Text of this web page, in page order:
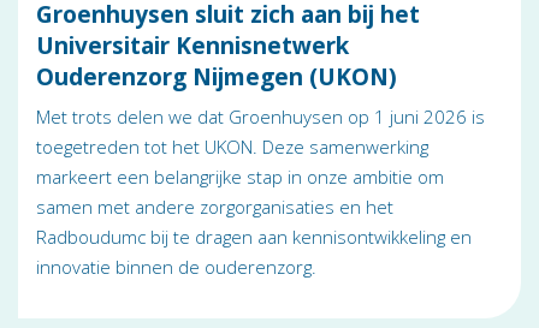
Groenhuysen sluit zich aan bij het
Universitair Kennisnetwerk
Ouderenzorg Nijmegen (UKON)
Met trots delen we dat Groenhuysen op 1 juni 2026 is
toegetreden tot het UKON. Deze samenwerking
markeert een belangrijke stap in onze ambitie om
samen met andere zorgorganisaties en het
Radboudumc bij te dragen aan kennisontwikkeling en
innovatie binnen de ouderenzorg.